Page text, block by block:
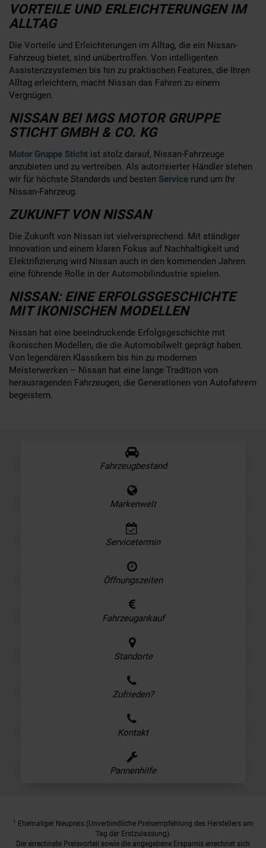
VORTEILE UND ERLEICHTERUNGEN IM
ALLTAG
Die Vorteile und Erleichterungen im Alltag, die ein Nissan-
Fahrzeug bietet, sind unübertroffen. Von intelligenten
Assistenzsystemen bis hin zu praktischen Features, die Ihren
Alltag erleichtern, macht Nissan das Fahren zu einem
Vergnügen.
NISSAN BEI MGS MOTOR GRUPPE
STICHT GMBH & CO. KG
Motor Gruppe Sticht ist stolz darauf, Nissan-Fahrzeuge
anzubieten und zu vertreiben. Als autorisierter Händler stehen
wir für höchste Standards und besten Service rund um Ihr
Nissan-Fahrzeug.
ZUKUNFT VON NISSAN
Die Zukunft von Nissan ist vielversprechend. Mit ständiger
Innovation und einem klaren Fokus auf Nachhaltigkeit und
Elektrifizierung wird Nissan auch in den kommenden Jahren
eine führende Rolle in der Automobilindustrie spielen.
NISSAN: EINE ERFOLGSGESCHICHTE
MIT IKONISCHEN MODELLEN
Nissan hat eine beeindruckende Erfolgsgeschichte mit
ikonischen Modellen, die die Automobilwelt geprägt haben.
Von legendären Klassikern bis hin zu modernen
Meisterwerken – Nissan hat eine lange Tradition von
herausragenden Fahrzeugen, die Generationen von Autofahrern
begeistern.
Fahrzeugbestand
Markenwelt
Servicetermin
Öffnungszeiten
Fahrzeugankauf
Standorte
Zufrieden?
Kontakt
Pannenhilfe
1
Ehemaliger Neupreis (Unverbindliche Preisempfehlung des Herstellers am
Tag der Erstzulassung).
Der errechnete Preisvorteil sowie die angegebene Ersparnis errechnet sich